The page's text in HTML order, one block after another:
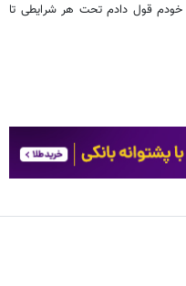
خودم قول دادم تحت هر شرایطی تا